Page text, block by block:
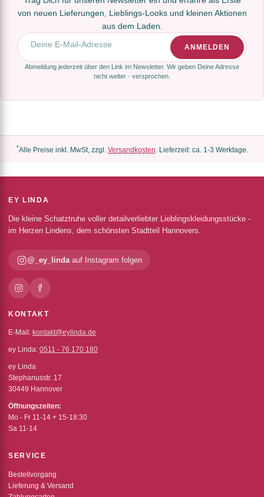
von neuen Lieferungen, Lieblings-Looks und kleinen Aktionen
aus dem Laden.
E-Mail-Adresse
ANMELDEN
Abmeldung jederzeit über den Link im Newsletter. Wir geben Deine Adresse
nicht weiter - versprochen.
*Alle Preise inkl. MwSt, zzgl. Versandkosten. Lieferzeit: ca. 1-3 Werktage.
EY LINDA
Die kleine Schatztruhe voller detailverliebter Lieblingskleidungsstücke -
im Herzen Lindens, dem schönsten Stadtteil Hannovers.
@_ey_lindaauf Instagram folgen
KONTAKT
E-Mail: kontakt@eylinda.de
ey Linda: 0511 - 76 170 180
ey Linda
Stephanusstr. 17
30449 Hannover
Öffnungszeiten:
Mo - Fr 11-14 + 15-18:30
Sa 11-14
SERVICE
Bestellvorgang
Lieferung & Versand